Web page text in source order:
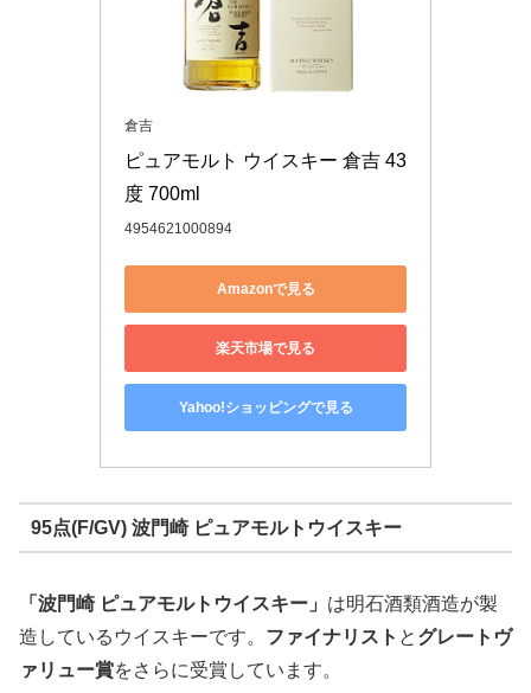
倉吉
ピュアモルト ウイスキー 倉吉 43
度 700ml
4954621000894
Amazonで見る
楽天市場で見る
Yahoo!ショッピングで見る
95点(F/GV) 波門崎 ピュアモルトウイスキー
「波門崎 ピュアモルトウイスキー」 は明石酒類酒造が製
造しているウイスキーです。 ファイナリスト と グレートヴ
ァリュー賞をさらに受賞しています。